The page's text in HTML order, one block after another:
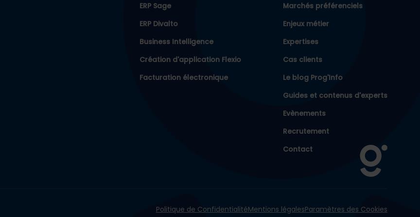
ERP Sage
ERP Divalto
Business Intelligence
Création d'application Flexio
Facturation électronique
Marchés préférenciels
Enjeux métier
Expertises
Cas clients
Le blog Prog'Info
Guides et contenus d'experts
Evènements
Recrutement
Contact
Politique de ConfidentialitéMentions légalesParamètres des Cookies